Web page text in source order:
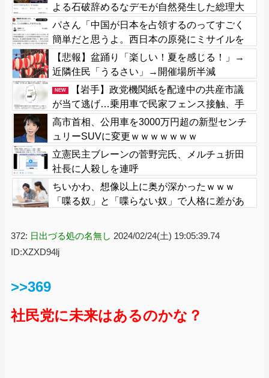
よる石破辞めるなデモが自然発生した総理大
臣です」
パさん「中国が日本を占領するのってすごく
簡単だと思うよ。西日本の原発にミサイルを
撃ち込めばいい」
【悲報】盆踊り「楽しい！夏を感じる！」→
近隣住民「うるさい」→開催場所半減
NEW
【岩手】政党機関紙を配達中の共産市議
が当て逃げ…乗用車で民家フェンス接触、手
で押し戻し通報せず次の配達先へ 宮古
高市首相、公用車を3000万円超の新型センチ
ュリーSUVに変更ｗｗｗｗｗｗｗ
立憲民主ブレーンの菅野完氏、メルチュ折田
社長に人殺しを連呼
ちいかわ、想像以上に奥が深かったｗｗｗ
「喋る奴」と「喋らない奴」で人格に差があ
372: 日出づる処の名無し 2024/02/24(土) 19:05:39.74
ID:XZXD94lj
>>369
社民党に未来はあるのかな？